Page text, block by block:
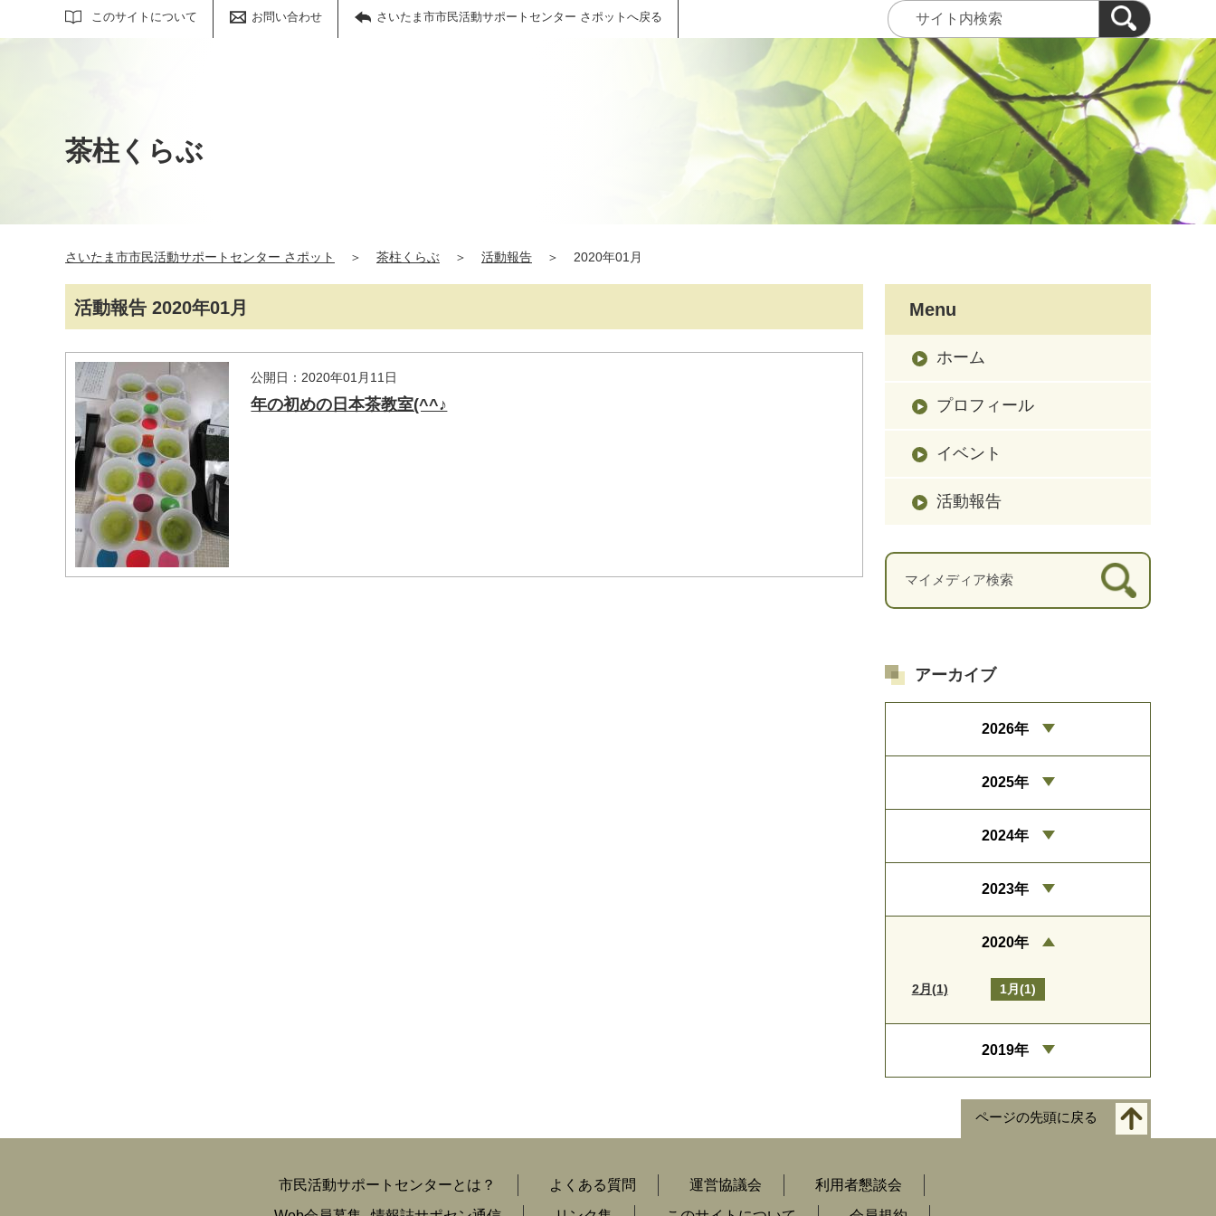
このサイトについて お問い合わせ さいたま市市民活動サポートセンター さポットへ戻る
サイト内検索
茶柱くらぶ
さいたま市市民活動サポートセンター さポット ＞ 茶柱くらぶ ＞ 活動報告 ＞ 2020年01月
活動報告 2020年01月
公開日：2020年01月11日
年の初めの日本茶教室(^^♪
Menu
ホーム
プロフィール
イベント
活動報告
マイメディア検索
アーカイブ
2026年
2025年
2024年
2023年
2020年
2月(1) 1月(1)
2019年
ページの先頭に戻る
市民活動サポートセンターとは？ よくある質問 運営協議会
利用者懇談会